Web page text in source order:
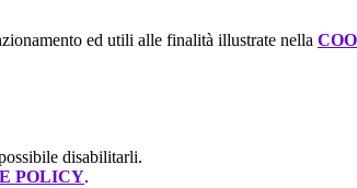
ed utili alle finalità illustrate nella
disabilitarli.
POLICY.